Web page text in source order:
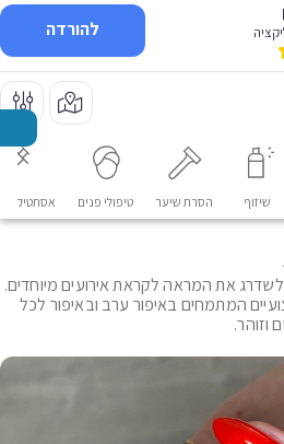
להורדה
שיזוף הסרת שיער טיפולי פנים אסתטיקה
את המראה לקראת אירועים מיוחדים.
המתמחים באיפור ערב ובאיפור לכל
וזוהר.